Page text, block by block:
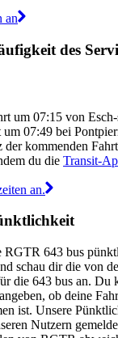
an
des
um 07:15 von
07:49 bei
kommenden
du die Transit-
an.
RGTR 643 bus
schau dir die von
die 643 bus an. Du
ob deine
ist. Unsere
Nutzern